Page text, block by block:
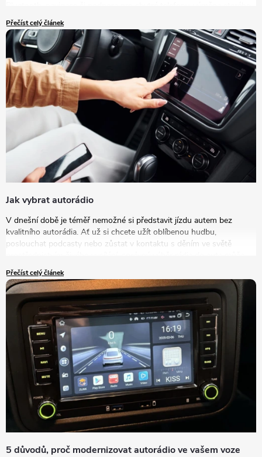
autorádia za nový model je tou správnou volbou.
Přečíst celý článek
Jak vybrat autorádio
V dnešní době je téměř nemožné si představit jízdu autem bez
kvalitního autorádia. Ať už si chcete užít oblíbenou hudbu,
poslouchat podcasty nebo zůstat v kontaktu s děním ve světě
výrazně zlepšit vaše zážitky na cestách. V tomto článku se podrobně
podíváme na to, jak vybrat autorádio, které bude nejlépe vyhovovat
vašim potřebám a představám.
Přečíst celý článek
5 důvodů, proč modernizovat autorádio ve vašem voze